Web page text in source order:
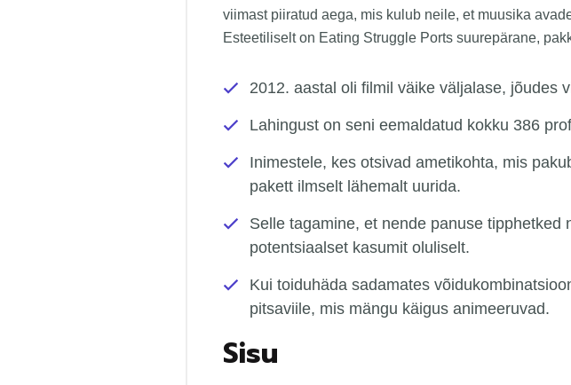
viimast piiratud aega, mis kulub neile, et muusika
Esteetiliselt on Eating Struggle Ports suurepärane,
2012. aastal oli filmil väike väljalase, jõudes
Lahingust on seni eemaldatud kokku 386
Inimestele, kes otsivad ametikohta, mis
pakett ilmselt lähemalt uurida.
Selle tagamine, et nende panuse
potentsiaalset kasumit oluliselt.
Kui toiduhäda sadamates
pitsaviile, mis mängu käigus animeeruvad.
Sisu